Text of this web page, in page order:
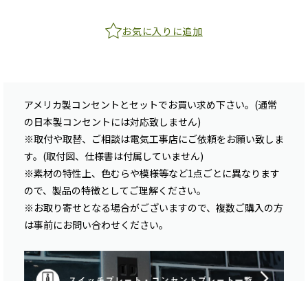
お気に入りに追加
アメリカ製コンセントとセットでお買い求め下さい。(通常
の日本製コンセントには対応致しません)
※取付や取替、ご相談は電気工事店にご依頼をお願い致しま
す。(取付図、仕様書は付属していません)
※素材の特性上、色むらや模様等など1点ごとに異なります
ので、製品の特徴としてご理解ください。
※お取り寄せとなる場合がございますので、複数ご購入の方
は事前にお問い合わせください。